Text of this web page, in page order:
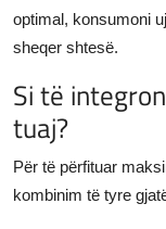
optimal, konsumoni
sheqer shtesë.
Si të
tuaj?
Për të përfituar
kombinim të tyre